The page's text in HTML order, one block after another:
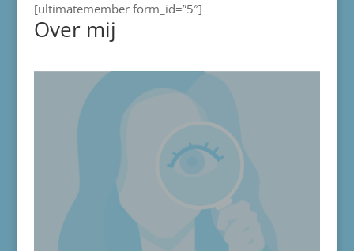
[ultimatemember form_id=”5″]
Over mij